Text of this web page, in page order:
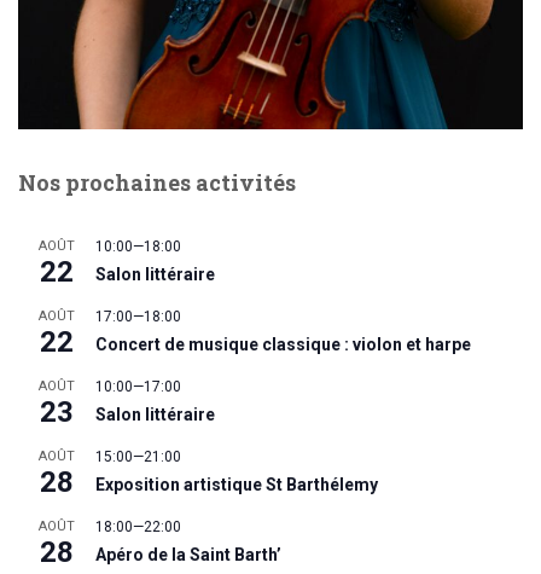
Nos prochaines activités
AOÛT
22
10:00—18:00
Salon littéraire
AOÛT
22
17:00—18:00
Concert de musique classique : violon et harpe
AOÛT
23
10:00—17:00
Salon littéraire
AOÛT
28
15:00—21:00
Exposition artistique St Barthélemy
AOÛT
28
18:00—22:00
Apéro de la Saint Barth’